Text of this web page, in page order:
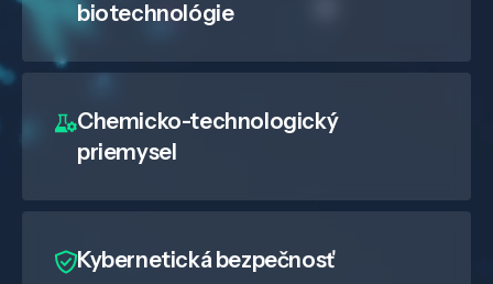
biotechnológie
Chemicko-technologický
priemysel
Kybernetická bezpečnosť